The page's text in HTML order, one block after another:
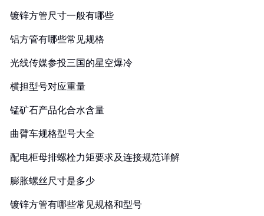
镀锌方管尺寸一般有哪些
铝方管有哪些常见规格
光线传媒参投三国的星空爆冷
横担型号对应重量
锰矿石产品化合水含量
曲臂车规格型号大全
配电柜母排螺栓力矩要求及连接规范详解
膨胀螺丝尺寸是多少
镀锌方管有哪些常见规格和型号